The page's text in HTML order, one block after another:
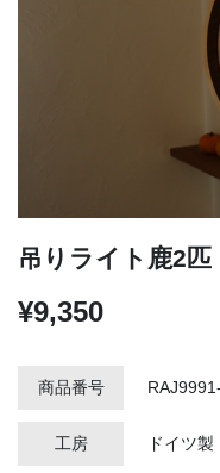
吊りライト鹿2匹
¥9,350
商品番号
工房 ドイツ製